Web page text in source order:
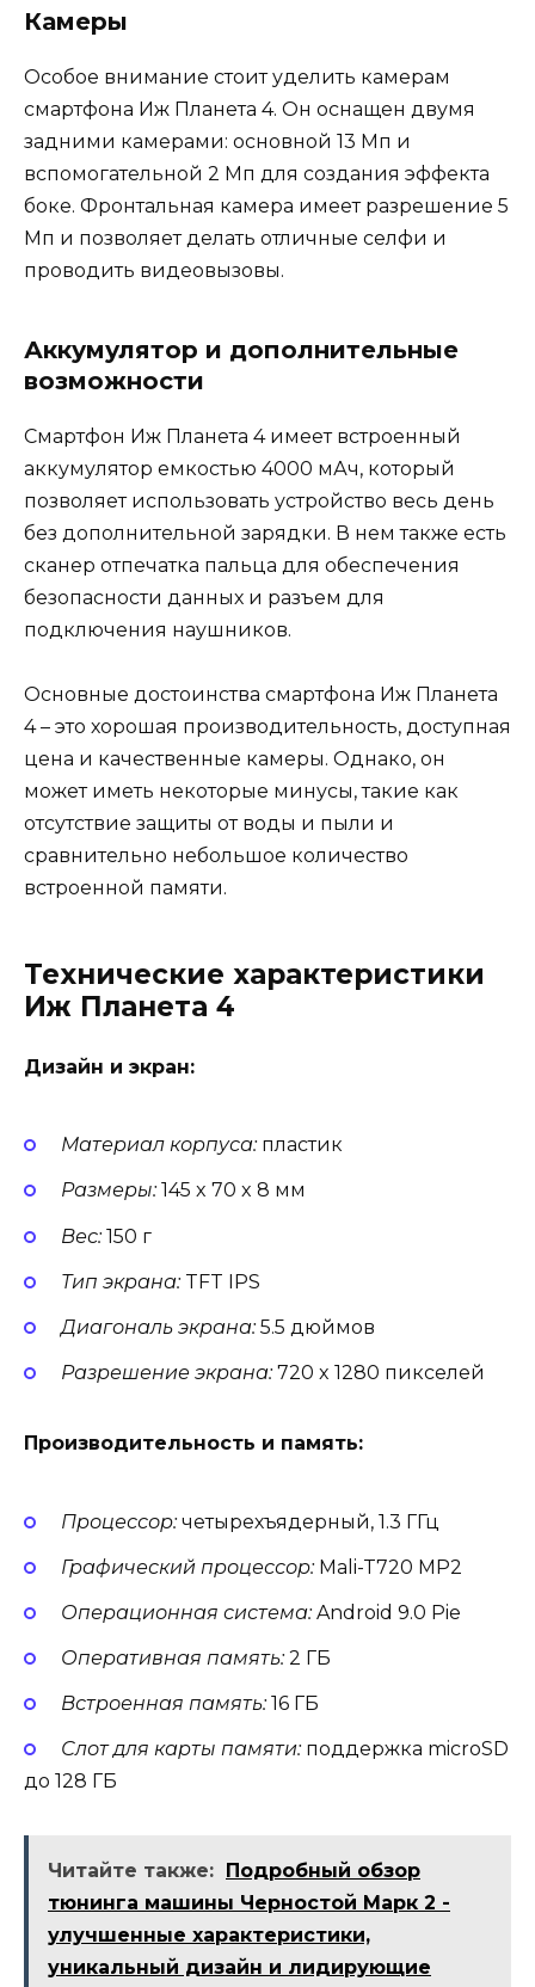
Камеры
Особое внимание стоит уделить камерам
смартфона Иж Планета 4. Он оснащен двумя
задними камерами: основной 13 Мп и
вспомогательной 2 Мп для создания эффекта
боке. Фронтальная камера имеет разрешение 5
Мп и позволяет делать отличные селфи и
проводить видеовызовы.
Аккумулятор и дополнительные
возможности
Смартфон Иж Планета 4 имеет встроенный
аккумулятор емкостью 4000 мАч, который
позволяет использовать устройство весь день
без дополнительной зарядки. В нем также есть
сканер отпечатка пальца для обеспечения
безопасности данных и разъем для
подключения наушников.
Основные достоинства смартфона Иж Планета
4 – это хорошая производительность, доступная
цена и качественные камеры. Однако, он
может иметь некоторые минусы, такие как
отсутствие защиты от воды и пыли и
сравнительно небольшое количество
встроенной памяти.
Технические характеристики
Иж Планета 4
Дизайн и экран:
Материал корпуса:пластик
Размеры:145 x 70 x 8 мм
Вес:150 г
Тип экрана:TFT IPS
Диагональ экрана:5.5 дюймов
Разрешение экрана:720 x 1280 пикселей
Производительность и память:
Процессор:четырехъядерный, 1.3 ГГц
Графический процессор:Mali-T720 MP2
Операционная система:Android 9.0 Pie
Оперативная память:2 ГБ
Встроенная память:16 ГБ
Слот для карты памяти:поддержка microSD
до 128 ГБ
Читайте также:
Подробный обзор
тюнинга машины Черностой Марк 2 -
улучшенные характеристики,
уникальный дизайн и лидирующие